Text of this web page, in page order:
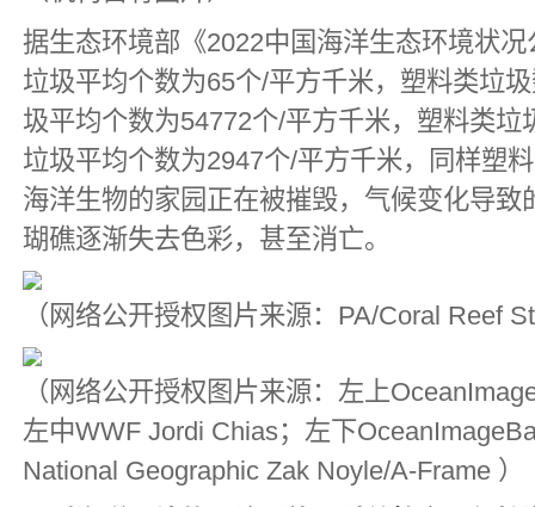
据生态环境部《2022中国海洋生态环境状
垃圾平均个数为65个/平方千米，塑料类垃
圾平均个数为54772个/平方千米，塑料类
垃圾平均个数为2947个/平方千米，同样塑
海洋生物的家园正在被摧毁，气候变化导
瑚礁逐渐失去色彩，甚至消亡。
（网络公开授权图片来源：PA/Coral Reef
（网络公开授权图片来源：左上
左中WWF Jordi Chias；左下
National Geographic Zak Noyle/A-Frame ）